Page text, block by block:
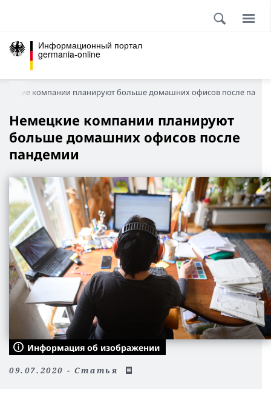
Информационный портал
germania-online
компании планируют больше домашних офисов после
Немецкие компании планируют
больше домашних офисов после
пандемии
Информация об изображении
09.07.2020 - Статья